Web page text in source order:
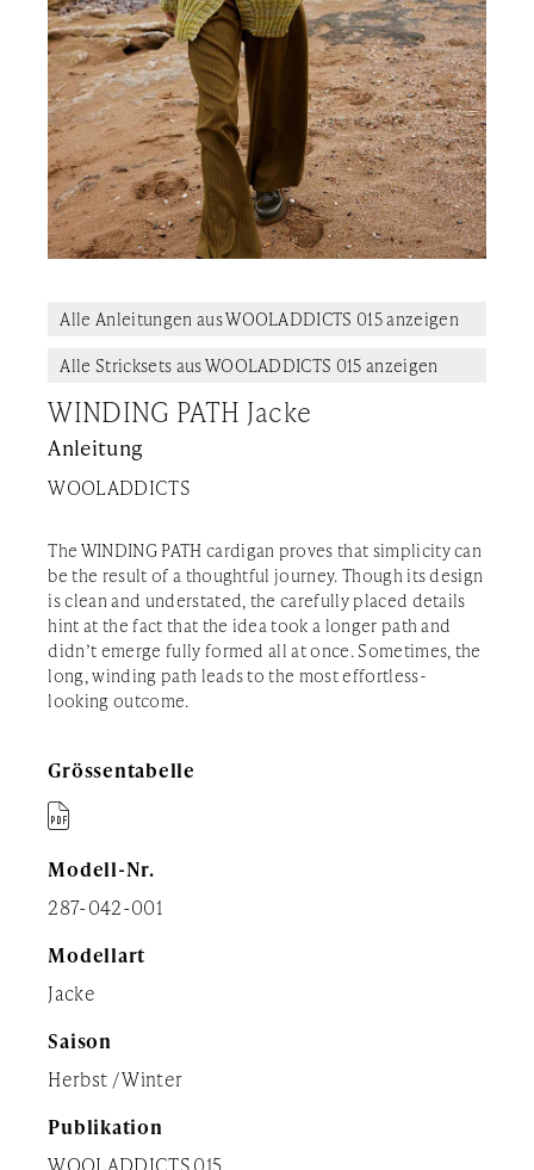
Alle Anleitungen aus WOOLADDICTS 015 anzeigen
Alle Stricksets aus WOOLADDICTS 015 anzeigen
WINDING PATH Jacke
Anleitung
WOOLADDICTS
The WINDING PATH cardigan proves that simplicity can
be the result of a thoughtful journey. Though its design
is clean and understated, the carefully placed details
hint at the fact that the idea took a longer path and
didn’t emerge fully formed all at once. Sometimes, the
long, winding path leads to the most effortless-
looking outcome.
Grössentabelle

Modell-Nr.
287-042-001
Modellart
Jacke
Saison
Herbst / Winter
Publikation
WOOLADDICTS 015